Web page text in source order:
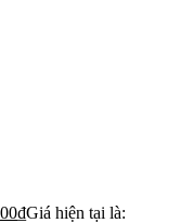
₫Giá hiện tại là: